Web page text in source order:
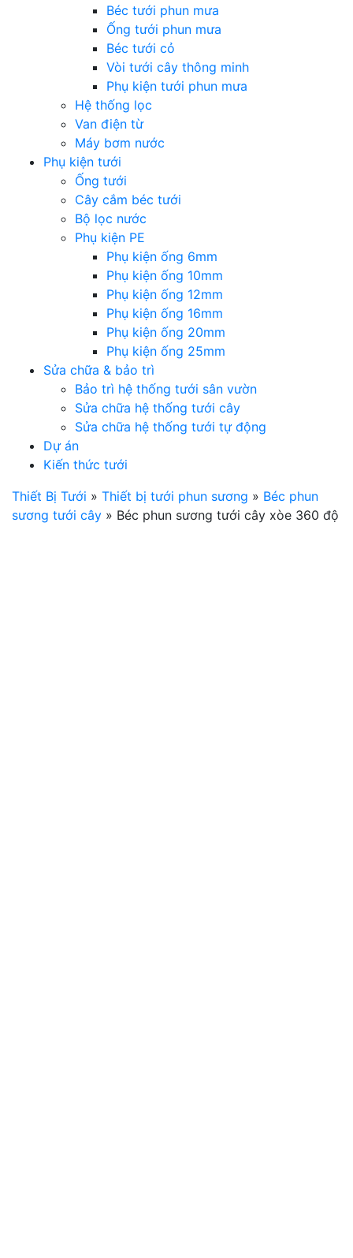
Béc tưới phun mưa
Ống tưới phun mưa
Béc tưới cỏ
Vòi tưới cây thông minh
Phụ kiện tưới phun mưa
Hệ thống lọc
Van điện từ
Máy bơm nước
Phụ kiện tưới
Ống tưới
Cây cắm béc tưới
Bộ lọc nước
Phụ kiện PE
Phụ kiện ống 6mm
Phụ kiện ống 10mm
Phụ kiện ống 12mm
Phụ kiện ống 16mm
Phụ kiện ống 20mm
Phụ kiện ống 25mm
Sửa chữa & bảo trì
Bảo trì hệ thống tưới sân vườn
Sửa chữa hệ thống tưới cây
Sửa chữa hệ thống tưới tự động
Dự án
Kiến thức tưới
Thiết Bị Tưới » Thiết bị tưới phun sương » Béc phun
sương tưới cây » Béc phun sương tưới cây xòe 360 độ